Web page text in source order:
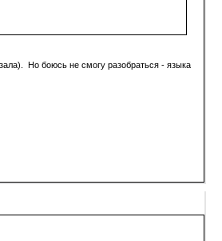
Но боюсь не смогу разобраться - языка